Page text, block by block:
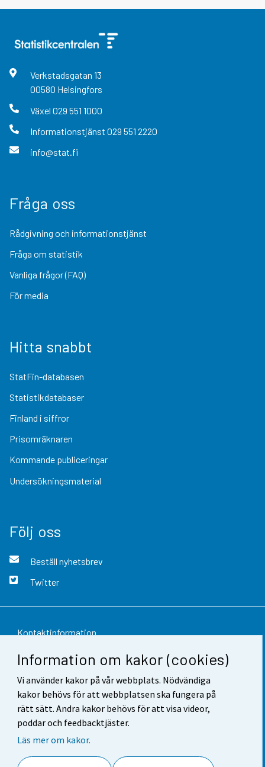
Information om kakor (cookies)
Vi använder kakor på vår webbplats. Nödvändiga
kakor behövs för att webbplatsen ska fungera på
rätt sätt. Andra kakor behövs för att visa videor,
poddar och feedbacktjäster.
Läs mer om kakor.
Verkstadsgatan 13
00580 Helsingfors
Växel 029 551 1000
Informationstjänst 029 551 2220
info@stat.fi
Fråga oss
Rådgivning och informationstjänst
Fråga om statistik
Vanliga frågor (FAQ)
För media
Hitta snabbt
StatFin-databasen
Statistikdatabaser
Finland i siffror
Prisomräknaren
Kommande publiceringar
Undersökningsmaterial
Följ oss
Beställ nyhetsbrev
Twitter
Kontaktinformation
Respons
Användarvillkor
Dataskydd
Tillgänglighet